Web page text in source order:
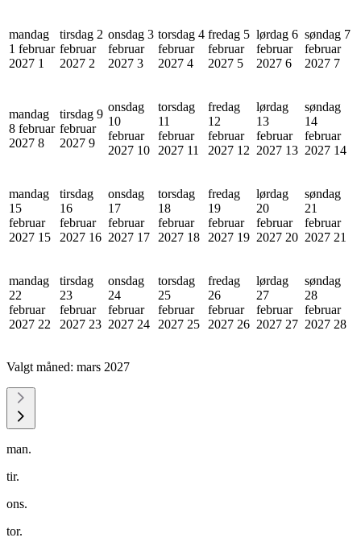
mandag
1 februar
2027 1
tirsdag 2
februar
2027 2
onsdag 3
februar
2027 3
torsdag 4
februar
2027 4
fredag 5
februar
2027 5
lørdag 6
februar
2027 6
søndag 7
februar
2027 7
mandag
8 februar
2027 8
tirsdag 9
februar
2027 9
onsdag
10
februar
2027 10
torsdag
11
februar
2027 11
fredag
12
februar
2027 12
lørdag
13
februar
2027 13
søndag
14
februar
2027 14
mandag
15
februar
2027 15
tirsdag
16
februar
2027 16
onsdag
17
februar
2027 17
torsdag
18
februar
2027 18
fredag
19
februar
2027 19
lørdag
20
februar
2027 20
søndag
21
februar
2027 21
mandag
22
februar
2027 22
tirsdag
23
februar
2027 23
onsdag
24
februar
2027 24
torsdag
25
februar
2027 25
fredag
26
februar
2027 26
lørdag
27
februar
2027 27
søndag
28
februar
2027 28
Valgt måned: mars 2027
man.
tir.
ons.
tor.